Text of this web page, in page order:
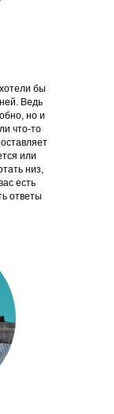
бы
Ведь
но и
что-то
или
низ,
есть
ответы